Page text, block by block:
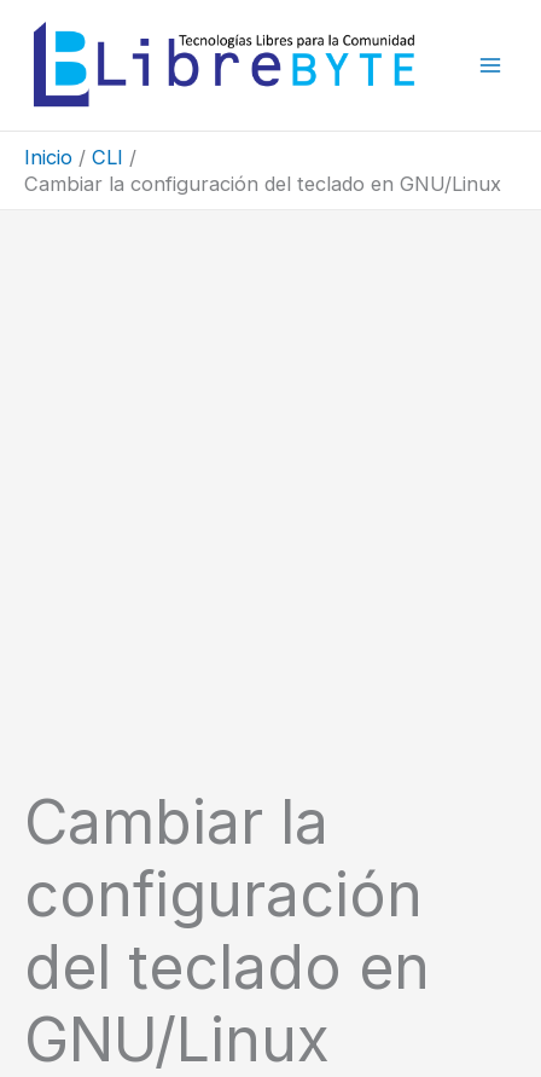
contenido
Inicio
CLI
Cambiar la configuración del teclado en GNU/Linux
Cambiar la
configuración
del teclado en
GNU/Linux